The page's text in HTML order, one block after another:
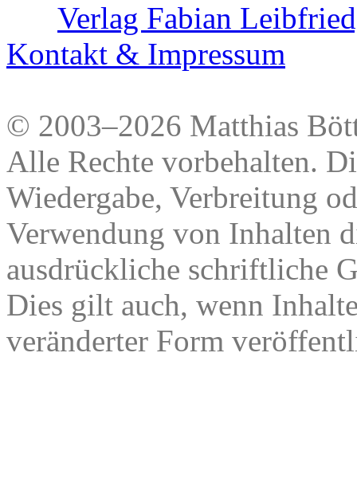
Verlag Fabian
Kontakt & Impressum
© 2003–2026 Matthias
Alle Rechte vorbehalten.
Wiedergabe, Verbreitung
Verwendung von Inhalten
ausdrückliche schriftliche
Dies gilt auch, wenn
veränderter Form